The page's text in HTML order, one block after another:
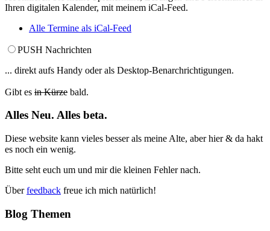
Ihren digitalen Kalender, mit meinem iCal-Feed.
Alle Termine als iCal-Feed
PUSH Nachrichten
... direkt aufs Handy oder als Desktop-Benarchrichtigungen.
Gibt es in Kürze bald.
Alles Neu. Alles beta.
Diese website kann vieles besser als meine Alte, aber hier & da hakt
es noch ein wenig.
Bitte seht euch um und mir die kleinen Fehler nach.
Überfeedback freue ich mich natürlich!
Blog Themen